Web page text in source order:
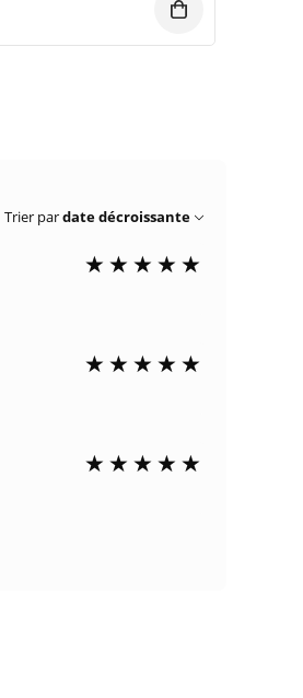
Trier pardate décroissante